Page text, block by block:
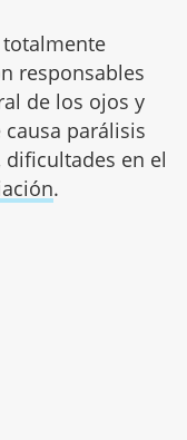
totalmente
responsables
de los ojos y
parálisis
dificultades en el
.